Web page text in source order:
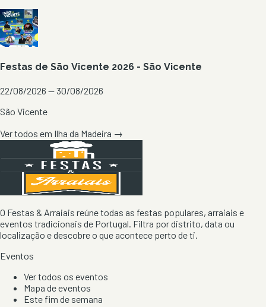
Festas de São Vicente 2026 - São Vicente
22/08/2026 — 30/08/2026
São Vicente
Ver todos em Ilha da Madeira →
O Festas & Arraiais reúne todas as festas populares, arraiais e
eventos tradicionais de Portugal. Filtra por distrito, data ou
localização e descobre o que acontece perto de ti.
Eventos
Ver todos os eventos
Mapa de eventos
Este fim de semana